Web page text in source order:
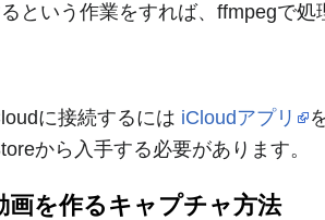
という作業をすれば、ffmpegで処
に接続するには iCloudアプリ
から入手する必要があります。
画を作るキャプチャ方法